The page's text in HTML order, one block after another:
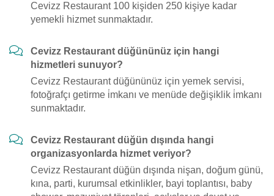
Cevizz Restaurant 100 kişiden 250 kişiye kadar
yemekli hizmet sunmaktadır.
Cevizz Restaurant düğününüz için hangi
hizmetleri sunuyor?
Cevizz Restaurant düğününüz için yemek servisi,
fotoğrafçı getirme i̇mkanı ve menüde değişiklik i̇mkanı
sunmaktadır.
Cevizz Restaurant düğün dışında hangi
organizasyonlarda hizmet veriyor?
Cevizz Restaurant düğün dışında nişan, doğum günü,
kına, parti, kurumsal etkinlikler, bayi toplantısı, baby